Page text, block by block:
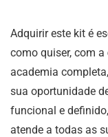
Adquirir este kit é
como quiser, com a
academia
sua oportunidade
funcional e
atende a todas as